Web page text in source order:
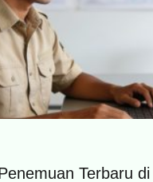
Terbaru